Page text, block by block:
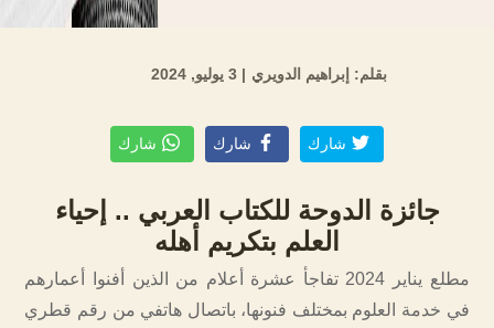
بقلم: إبراهيم الدويري | 3 يوليو, 2024
شارك شارك شارك
جائزة الدوحة للكتاب العربي .. إحياء
العلم بتكريم أهله
مطلع يناير 2024 تفاجأ عشرة أعلام من الذين أفنوا أعمارهم
في خدمة العلوم بمختلف فنونها، باتصال هاتفي من رقم قطري